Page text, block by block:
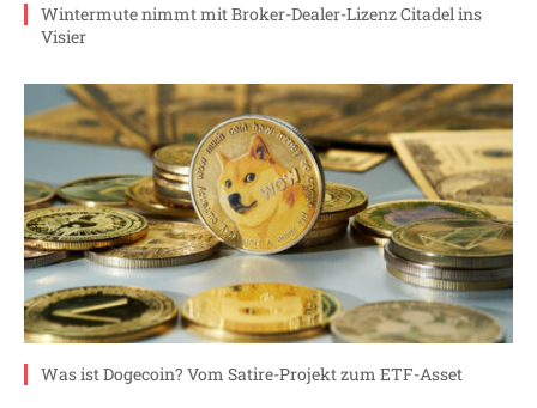
Wintermute nimmt mit Broker-Dealer-Lizenz Citadel ins
Visier
Was ist Dogecoin? Vom Satire-Projekt zum ETF-Asset